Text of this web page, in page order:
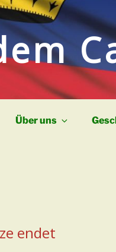
Über uns
endet